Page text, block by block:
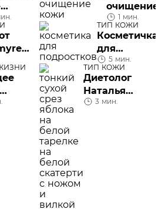
очищение
кожи
1 мин.
от
ТИП КОЖИ
Косметичка
для
подростка
5 мин.
ТИП КОЖИ
Диетолог
Наталья
Чистякова
3 мин.